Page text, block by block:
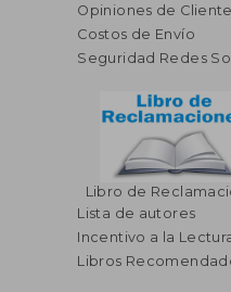
Opiniones de
Costos de Envío
Seguridad Redes
Libro de
Lista de autores
Incentivo a la
Libros